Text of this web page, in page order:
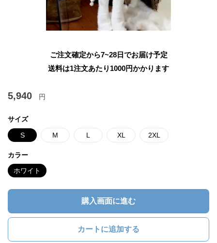
ご注文確定から7~28日でお届け予定
送料は1注文あたり 1000円かかります
5,940 円
サイズ
S M L XL 2XL
カラー
ホワイト
購入画面に進む
カートに追加する